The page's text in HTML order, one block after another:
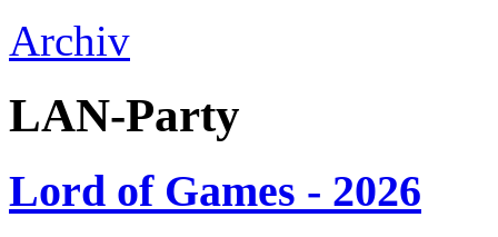
Archiv
LAN-Party
Lord of Games - 2026